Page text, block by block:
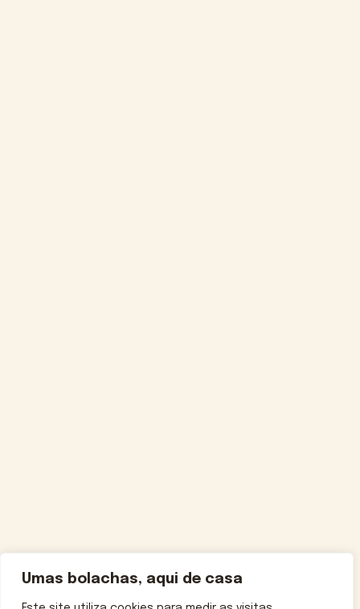
Umas bolachas, aqui de casa